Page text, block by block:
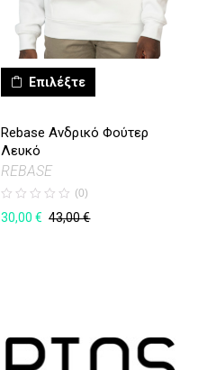
Επιλέξτε
Rebase Ανδρικό Φούτερ
Λευκό
REBASE
(0)
30,00€ 43,00€